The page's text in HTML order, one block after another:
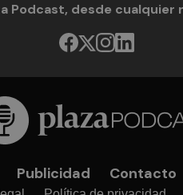
Podcast, desde cualquier
Publicidad Contacto